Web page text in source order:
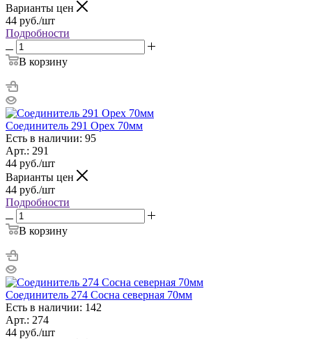
Варианты цен
44 руб./шт
Подробности
В корзину
Соединитель 291 Орех 70мм
Есть в наличии: 95
Арт.: 291
44 руб./шт
Варианты цен
44 руб./шт
Подробности
В корзину
Соединитель 274 Сосна северная 70мм
Есть в наличии: 142
Арт.: 274
44 руб./шт